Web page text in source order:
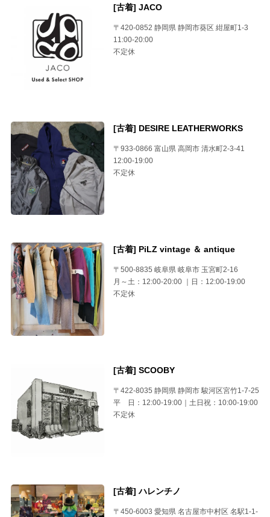
[古着] JACO
〒420-0852 静岡県 静岡市葵区 紺屋町1-3
11:00-20:00
不定休
[古着] DESIRE LEATHERWORKS
〒933-0866 富山県 高岡市 清水町2-3-41
12:00-19:00
不定休
[古着] PiLZ vintage ＆ antique
〒500-8835 岐阜県 岐阜市 玉宮町2-16
月～土：12:00-20:00 ｜日：12:00-19:00
不定休
[古着] SCOOBY
〒422-8035 静岡県 静岡市 駿河区宮竹1-7-25
平 日：12:00-19:00｜土日祝：10:00-19:00
不定休
[古着] ハレンチノ
〒450-6003 愛知県 名古屋市中村区 名駅1-1-